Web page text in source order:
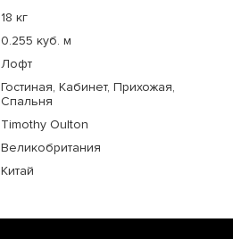
18 кг
0.255 куб. м
Лофт
Гостиная, Кабинет, Прихожая,
Спальня
Timothy Oulton
Великобритания
Китай